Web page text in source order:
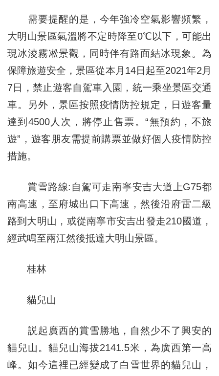
需要提醒的是，今年強冷空氣影響頻繁，
大明山景區氣溫將不定時降至0℃以下，可能出
現冰淩霧凇景觀，同時伴有路面結冰現象。為
保障旅遊安全，景區從本月14日起至2021年2月
7日，禁止遊客自駕車入園，統一乘坐景區交通
車。另外，景區按照疫情防控規定，日遊客量
達到4500人次，將停止售票。“無預約，不旅
遊”，遊客朋友需提前購票並做好個人疫情防控
措施。
賞雪路線:自駕可走南寧安吉大道上G75都
南高速，至府城出口下高速，然後沿府雷二級
路到大明山，或從南寧市安吉出發走210國道，
經武鳴至兩江然後抵達大明山景區。
桂林
貓兒山
説起廣西的賞雪勝地，自然少不了興安的
貓兒山。貓兒山海拔2141.5米，為廣西第一高
峰。如今這裡已經變成了白雪世界的貓兒山，